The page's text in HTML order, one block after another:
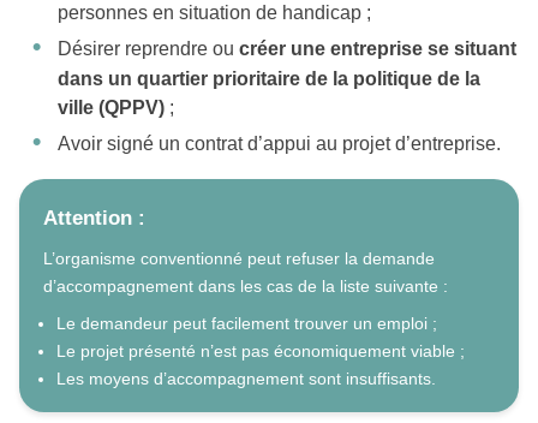
personnes en situation de handicap ;
Désirer reprendre ou créer une entreprise se situant
dans un quartier prioritaire de la politique de la
ville (QPPV) ;
Avoir signé un contrat d’appui au projet d’entreprise.
Attention :
L’organisme conventionné peut refuser la demande
d’accompagnement dans les cas de la liste suivante :
Le demandeur peut facilement trouver un emploi ;
Le projet présenté n’est pas économiquement viable ;
Les moyens d’accompagnement sont insuffisants.